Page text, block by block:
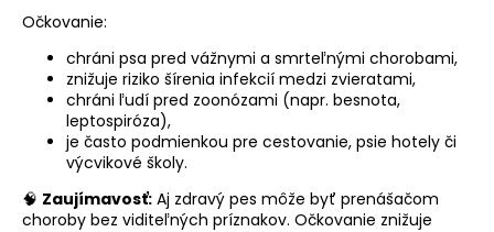
Očkovanie:
chráni psa pred vážnymi a smrteľnými chorobami,
znižuje riziko šírenia infekcií medzi zvieratami,
chráni ľudí pred zoonózami (napr. besnota,
leptospiróza),
je často podmienkou pre cestovanie, psie hotely či
výcvikové školy.
🧠 Zaujímavosť: Aj zdravý pes môže byť prenášačom
choroby bez viditeľných príznakov. Očkovanie znižuje